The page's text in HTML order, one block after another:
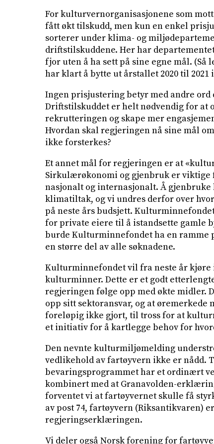
For kulturvernorganisasjonene som
fått økt tilskudd, men kun en enkel
sorterer under klima- og
driftstilskuddene. Her har
fjor uten å ha sett på sine egne mål.
har klart å bytte ut årstallet 2020 til
Ingen prisjustering betyr med andre
Driftstilskuddet er helt nødvendig for at
rekrutteringen og skape mer
Hvordan skal regjeringen nå sine mål
ikke forsterkes?
Et annet mål for regjeringen er at
Sirkulærøkonomi og gjenbruk er viktige
nasjonalt og internasjonalt. Å
klimatiltak, og vi undres derfor over
på neste års budsjett.
for private eiere til å istandsette gamle
burde Kulturminnefondet ha en ramme
en større del av alle søknadene.
Kulturminnefondet vil fra neste år kjøre
kulturminner. Dette er et godt
regjeringen følge opp med økte midler.
opp sitt sektoransvar, og at
foreløpig ikke gjort, til tross for at
et initiativ for å kartlegge behov for
Den nevnte kulturmiljømelding
vedlikehold av fartøyvern ikke er nådd.
bevaringsprogrammet har et ordinært
kombinert med at Granavolden-
forventet vi at fartøyvernet skulle få
av post 74, fartøyvern (Riksantikvaren)
regjeringserklæringen.
Vi deler også Norsk forening for